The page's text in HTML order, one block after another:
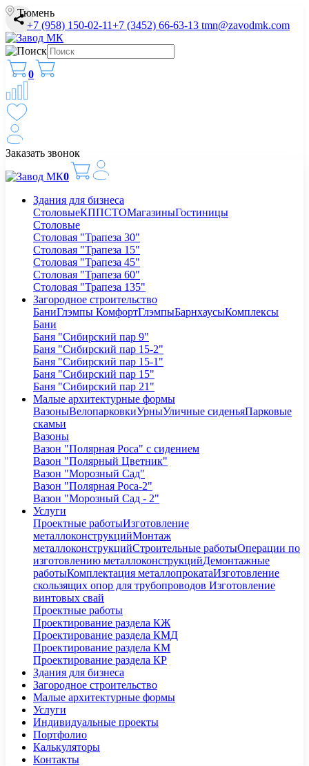
Тюмень
+7 (958) 150-02-11+7 (3452) 66-63-13 tmn@zavodmk.com
0
Заказать звонок
0
Здания для бизнеса
СтоловыеКППСТОМагазиныГостиницы
Столовые
Столовая "Трапеза 30"
Столовая "Трапеза 15"
Столовая "Трапеза 45"
Столовая "Трапеза 60"
Столовая "Трапеза 135"
Загородное строительство
БаниГлэмпы КомфортГлэмпыБарнхаусыКомплексы
Бани
Баня "Сибирский пар 9"
Баня "Сибирский пар 15-2"
Баня "Сибирский пар 15-1"
Баня "Сибирский пар 15"
Баня "Сибирский пар 21"
Малые архитектурные формы
ВазоныВелопарковкиУрныУличные сиденьяПарковые
скамьи
Вазоны
Вазон "Полярная Роса" с сидением
Вазон "Полярный Цветник"
Вазон "Морозный Сад"
Вазон "Полярная Роса-2"
Вазон "Морозный Сад - 2"
Услуги
Проектные работыИзготовление
металлоконструкцийМонтаж
металлоконструкцийСтроительные работыОперации по
изготовлению металлоконструкцийДемонтажные
работыКомплектация металлопрокатаИзготовление
скользящих опор для трубопроводов Изготовление
винтовых свай
Проектные работы
Проектирование раздела КЖ
Проектирование раздела КМД
Проектирование раздела КМ
Проектирование раздела КР
Здания для бизнеса
Загородное строительство
Малые архитектурные формы
Услуги
Индивидуальные проекты
Портфолио
Калькуляторы
Контакты